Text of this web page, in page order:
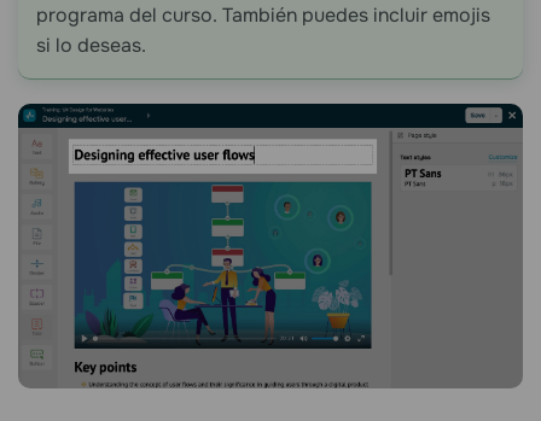
programa del curso. También puedes incluir emojis
si lo deseas.